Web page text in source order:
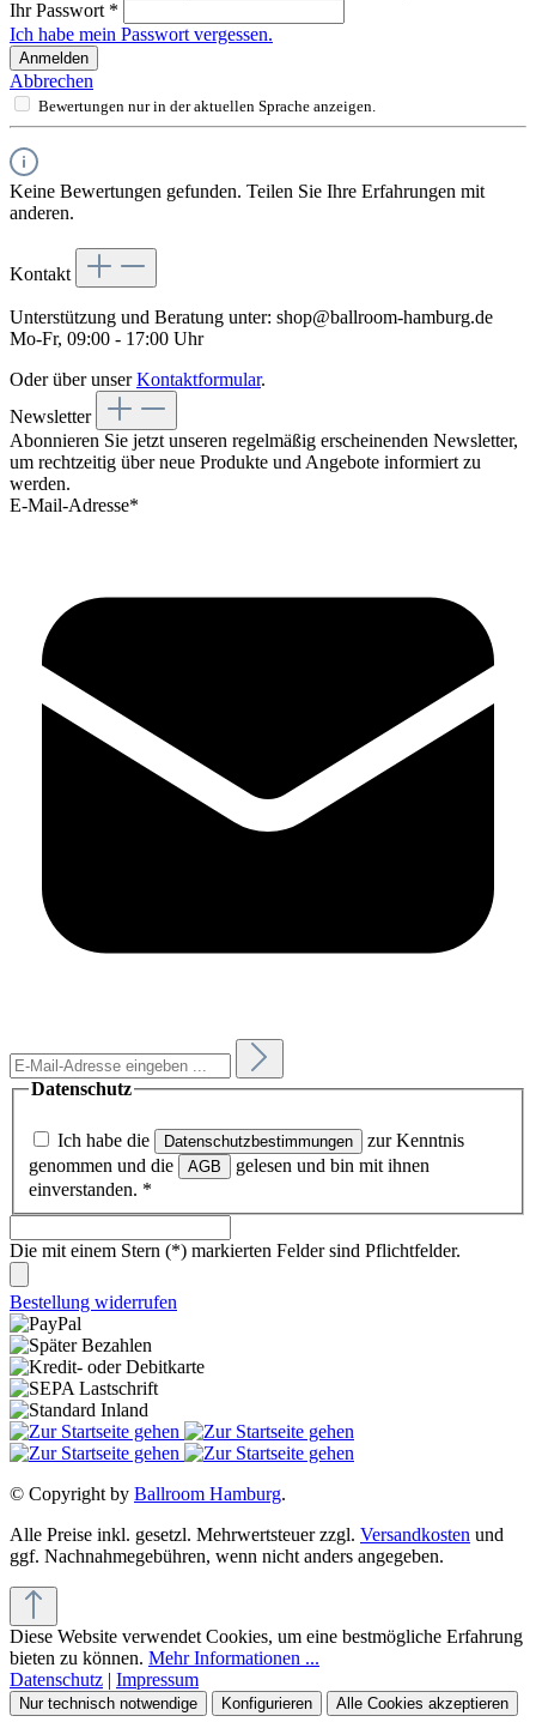
Ihr Passwort *
Ich habe mein Passwort vergessen.
Anmelden
Abbrechen
Bewertungen nur in der aktuellen Sprache anzeigen.
Keine Bewertungen gefunden. Teilen Sie Ihre Erfahrungen mit
anderen.
Kontakt
Unterstützung und Beratung unter: shop@ballroom-hamburg.de
Mo-Fr, 09:00 - 17:00 Uhr
Oder über unserKontaktformular.
Newsletter
Abonnieren Sie jetzt unseren regelmäßig erscheinenden Newsletter,
um rechtzeitig über neue Produkte und Angebote informiert zu
werden.
E-Mail-Adresse*
Datenschutz
Ich habe die Datenschutzbestimmungen
zur Kenntnis
genommen und die
AGB
gelesen und bin mit ihnen
einverstanden. *
Die mit einem Stern (*) markierten Felder sind Pflichtfelder.
Bestellung widerrufen
© Copyright by Ballroom Hamburg.
Alle Preise inkl. gesetzl. Mehrwertsteuer zzgl. Versandkosten und
ggf. Nachnahmegebühren, wenn nicht anders angegeben.
Diese Website verwendet Cookies, um eine bestmögliche Erfahrung
bieten zu können. Mehr Informationen ...
Datenschutz | Impressum
Nur technisch notwendige Konfigurieren Alle Cookies akzeptieren